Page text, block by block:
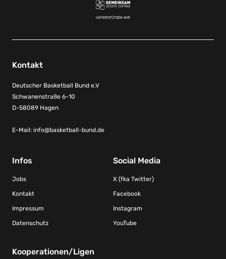
UNTERSTÜTZEN WIR
Kontakt
Deutscher Basketball Bund e.V
Schwanenstraße 6-10
D-58089 Hagen
E-Mail: info@basketball-bund.de
Infos
Jobs
Kontakt
Impressum
Datenschutz
Social Media
X (fka Twitter)
Facebook
Instagram
YouTube
Kooperationen/Ligen